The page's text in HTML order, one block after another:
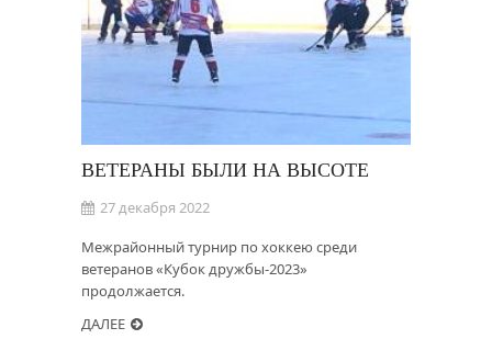
ВЕТЕРАНЫ БЫЛИ НА ВЫСОТЕ
27 декабря 2022
Межрайонный турнир по хоккею среди
ветеранов «Кубок дружбы-2023»
продолжается.
ДАЛЕЕ